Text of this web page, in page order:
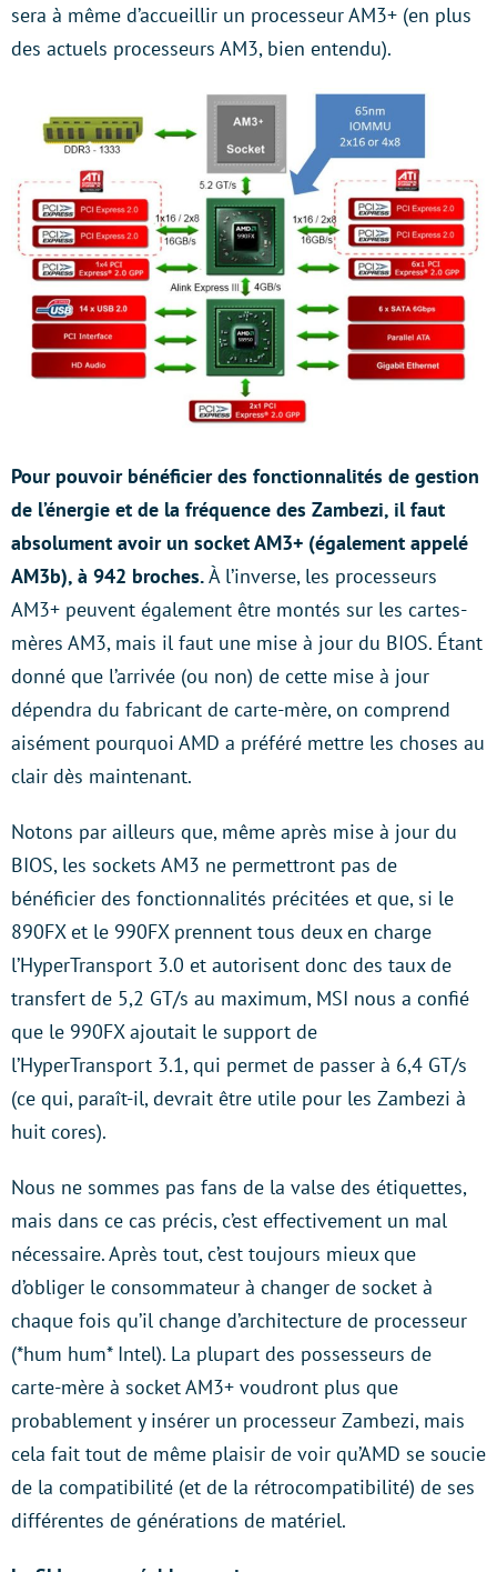
sera à même d’accueillir un processeur AM3+ (en plus
des actuels processeurs AM3, bien entendu).
Pour pouvoir bénéficier des fonctionnalités de gestion
de l’énergie et de la fréquence des Zambezi, il faut
absolument avoir un socket AM3+ (également appelé
AM3b), à 942 broches.À l’inverse, les processeurs
AM3+ peuvent également être montés sur les cartes-
mères AM3, mais il faut une mise à jour du BIOS. Étant
donné que l’arrivée (ou non) de cette mise à jour
dépendra du fabricant de carte-mère, on comprend
aisément pourquoi AMD a préféré mettre les choses au
clair dès maintenant.
Notons par ailleurs que, même après mise à jour du
BIOS, les sockets AM3 ne permettront pas de
bénéficier des fonctionnalités précitées et que, si le
890FX et le 990FX prennent tous deux en charge
l’HyperTransport 3.0 et autorisent donc des taux de
transfert de 5,2 GT/s au maximum, MSI nous a confié
que le 990FX ajoutait le support de
l’HyperTransport 3.1, qui permet de passer à 6,4 GT/s
(ce qui, paraît-il, devrait être utile pour les Zambezi à
huit cores).
Nous ne sommes pas fans de la valse des étiquettes,
mais dans ce cas précis, c’est effectivement un mal
nécessaire. Après tout, c’est toujours mieux que
d’obliger le consommateur à changer de socket à
chaque fois qu’il change d’architecture de processeur
(*hum hum* Intel). La plupart des possesseurs de
carte-mère à socket AM3+ voudront plus que
probablement y insérer un processeur Zambezi, mais
cela fait tout de même plaisir de voir qu’AMD se soucie
de la compatibilité (et de la rétrocompatibilité) de ses
différentes de générations de matériel.